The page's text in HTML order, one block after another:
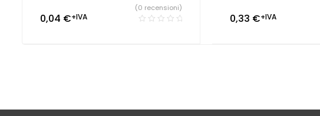
0,04 €+IVA
(0 recensioni)
0,33 €+IVA